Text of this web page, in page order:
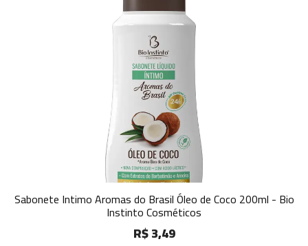
Sabonete Intimo Aromas do Brasil Óleo de Coco 200ml - Bio
Instinto Cosméticos
R$ 3,49